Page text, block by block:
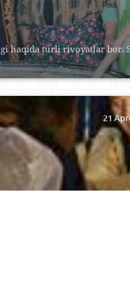
haqida turli rivoyatlar bor.
21